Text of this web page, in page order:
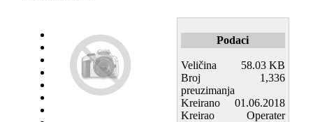
Podaci
Veličina
58.03 KB
Broj
preuzimanja
1,336
Kreirano
01.06.2018
Kreirao
Operater